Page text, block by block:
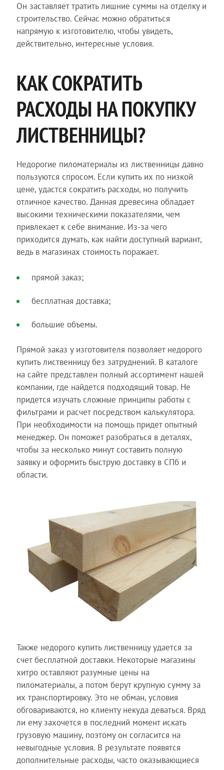
Он заставляет тратить лишние суммы на отделку и
строительство. Сейчас можно обратиться
напрямую к изготовителю, чтобы увидеть,
действительно, интересные условия.
КАК СОКРАТИТЬ
РАСХОДЫ НА ПОКУПКУ
ЛИСТВЕННИЦЫ?
Недорогие пиломатериалы из лиственницы давно
пользуются спросом. Если купить их по низкой
цене, удастся сократить расходы, но получить
отличное качество. Данная древесина обладает
высокими техническими показателями, чем
привлекает к себе внимание. Из-за чего
приходится думать, как найти доступный вариант,
ведь в магазинах стоимость поражает.
прямой заказ;
бесплатная доставка;
большие объемы.
Прямой заказ у изготовителя позволяет недорого
купить лиственницу без затруднений. В каталоге
на сайте представлен полный ассортимент нашей
компании, где найдется подходящий товар. Не
придется изучать сложные принципы работы с
фильтрами и расчет посредством калькулятора.
При необходимости на помощь придет опытный
менеджер. Он поможет разобраться в деталях,
чтобы за несколько минут составить полную
заявку и оформить быструю доставку в СПб и
области.
Также недорого купить лиственницу удается за
счет бесплатной доставки. Некоторые магазины
хитро оставляют разумные цены на
пиломатериалы, а потом берут крупную сумму за
их транспортировку. Это не обман, условия
обговариваются, но клиенту некуда деваться. Вряд
ли ему захочется в последний момент искать
грузовую машину, поэтому он согласится на
невыгодные условия. В результате появятся
дополнительные расходы, часто оказывающиеся